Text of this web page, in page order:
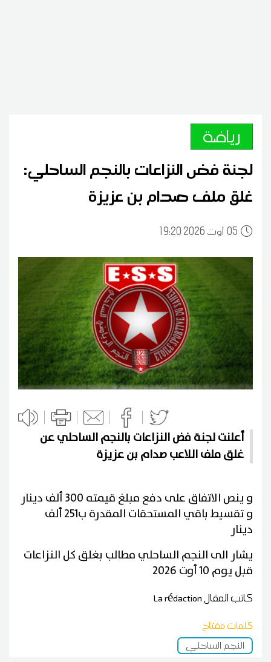
رياضة
لجنة فض النزاعات بالنجم الساحلي:
غلق ملف صدام بن عزيزة
0519:20 2026 أوت
أعلنت لجنة فض النزاعات بالنجم الساحلي عن
غلق ملف اللاعب صدام بن عزيزة
و ينص الاتفاق على دفع مبلغ قيمته 300 ألف دينار
و تقسيط باقي المستحقات المقدرة ب251 ألف
دينار
يشار الى النجم الساحلي مطالب بغلق كل النزاعات
قبل يوم 10 أوت 2026
كاتب المقالLa rédaction
كلمات مفتاح
النجم الساحلي